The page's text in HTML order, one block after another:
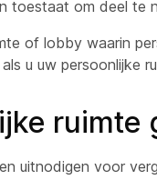
toestaat om deel te
of lobby waarin
u uw persoonlijke
uitnodigen voor